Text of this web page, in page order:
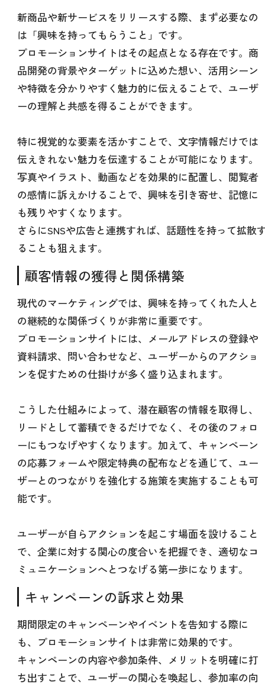
新商品や新サービスをリリースする際、まず必要なの
は「興味を持ってもらうこと」です。
プロモーションサイトはその起点となる存在です。商
品開発の背景やターゲットに込めた想い、活用シーン
や特徴を分かりやすく魅力的に伝えることで、ユーザ
ーの理解と共感を得ることができます。
特に視覚的な要素を活かすことで、文字情報だけでは
伝えきれない魅力を伝達することが可能になります。
写真やイラスト、動画などを効果的に配置し、閲覧者
の感情に訴えかけることで、興味を引き寄せ、記憶に
も残りやすくなります。
さらにSNSや広告と連携すれば、話題性を持って拡散
ることも狙えます。
顧客情報の獲得と関係構築
現代のマーケティングでは、興味を持ってくれた人と
の継続的な関係づくりが非常に重要です。
プロモーションサイトには、メールアドレスの登録や
資料請求、問い合わせなど、ユーザーからのアクショ
ンを促すための仕掛けが多く盛り込まれます。
こうした仕組みによって、潜在顧客の情報を取得し、
リードとして蓄積できるだけでなく、その後のフォロ
ーにもつなげやすくなります。加えて、キャンペーン
の応募フォームや限定特典の配布などを通じて、ユー
ザーとのつながりを強化する施策を実施することも可
能です。
ユーザーが自らアクションを起こす場面を設けること
で、企業に対する関心の度合いを把握でき、適切なコ
ミュニケーションへとつなげる第一歩になります。
キャンペーンの訴求と効果
期間限定のキャンペーンやイベントを告知する際に
も、プロモーションサイトは非常に効果的です。
キャンペーンの内容や参加条件、メリットを明確に打
ち出すことで、ユーザーの関心を喚起し、参加率の向